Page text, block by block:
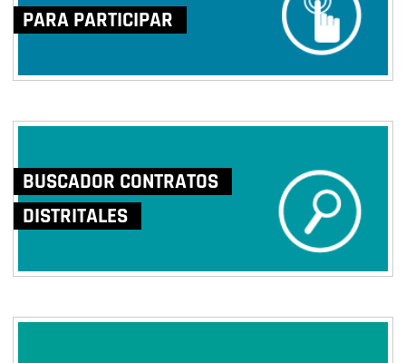
PARA PARTICIPAR
BUSCADOR CONTRATOS
DISTRITALES